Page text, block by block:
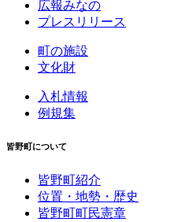
広報みなの
プレスリリース
町の施設
文化財
入札情報
例規集
皆野町について
皆野町紹介
位置・地勢・歴史
皆野町町民憲章